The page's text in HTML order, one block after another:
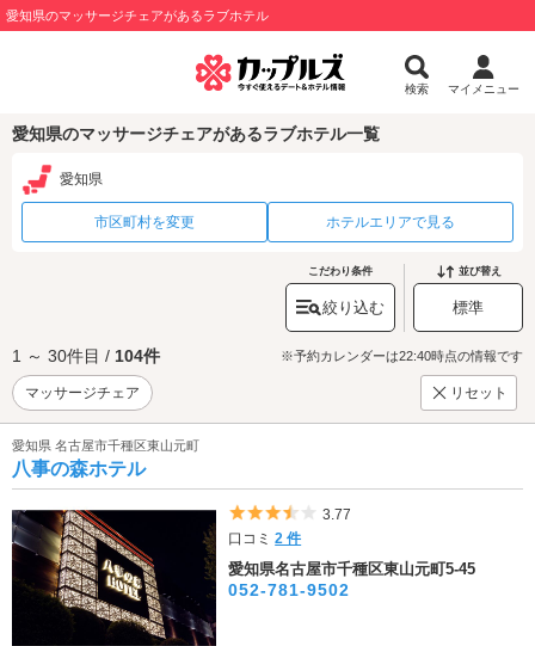
愛知県のマッサージチェアがあるラブホテル
検索 マイメニュー
愛知県のマッサージチェアがあるラブホテル一覧
愛知県
市区町村を変更 ホテルエリアで見る
こだわり条件
絞り込む
並び替え
標準
1 ～ 30件目 / 104件 ※予約カレンダーは22:40時点の情報です
マッサージチェア リセット
愛知県 名古屋市千種区東山元町
八事の森ホテル
5つ星のうち3.5
3.77
口コミ2 件
愛知県名古屋市千種区東山元町5-45
052-781-9502